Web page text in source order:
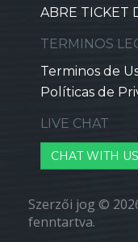
ABRE TICKET
TERMINOS
Terminos de
Políticas de
LIVE CHAT
CHAT WITH US
Szerzői jog ©
fenntartva.